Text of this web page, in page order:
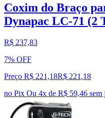
Coxim do Braço
Dynapac LC-71 (2
R$ 237,83
7% OFF
Preço R$ 221,18R$ 221 ,18
no Pix Ou 4x de R$ 59,46 sem